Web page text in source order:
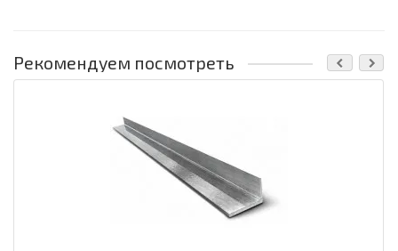
Рекомендуем посмотреть